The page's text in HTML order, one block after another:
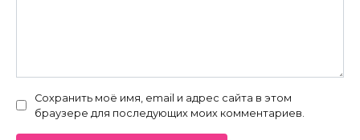
Сохранить моё имя, email и адрес сайта в этом
браузере для последующих моих комментариев.